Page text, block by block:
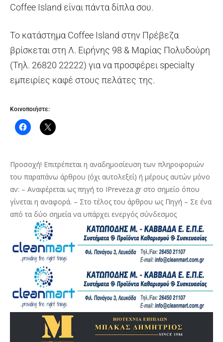
Coffee Island είναι πάντα δίπλα σου.
Το κατάστημα Coffee Island στην Πρέβεζα
βρίσκεται στη Λ. Ειρήνης 98 & Μαρίας Πολυδούρη
(Τηλ. 26820 22222) για να προσφέρει specialty
εμπειρίες καφέ στους πελάτες της.
Κοινοποιήστε:
Προσοχή! Επιτρέπεται η αναδημοσίευση των πληροφοριών
του παραπάνω άρθρου (όχι αυτολεξεί) ή μέρους αυτών μόνο
αν: – Αναφέρεται ως πηγή το IPreveza.gr στο σημείο όπου
γίνεται η αναφορά. – Στο τέλος του άρθρου ως Πηγή – Σε ένα
από τα δύο σημεία να υπάρχει ενεργός σύνδεσμος